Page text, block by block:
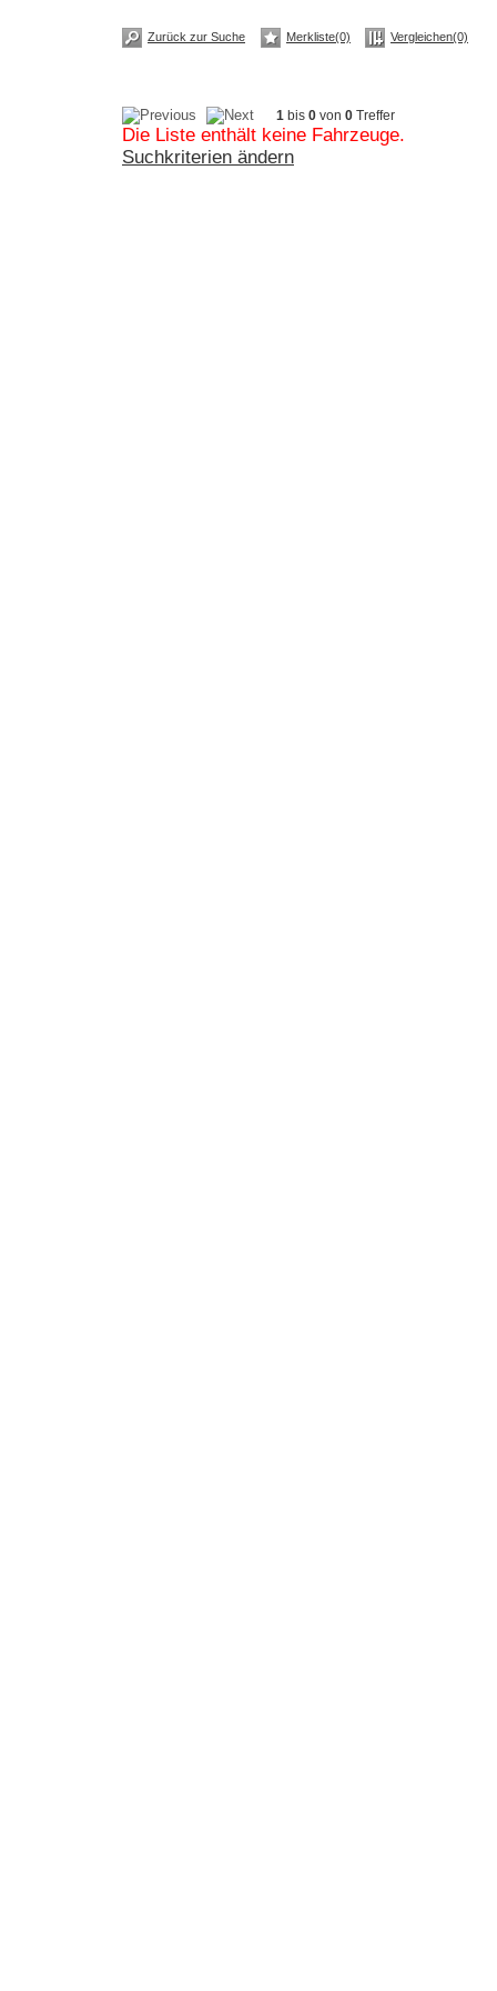
Merkliste(0) Vergleichen(0)
1 bis 0 von 0 Treffer
Zurück zur Suche
Die Liste enthält keine Fahrzeuge.
Suchkriterien ändern